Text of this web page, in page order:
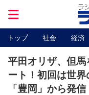
トップ 社会 経済
平田オリザ、但
ート！初回は世
「豊岡」から発信